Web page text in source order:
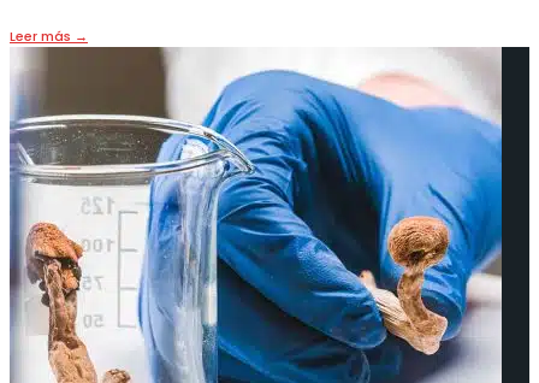
Leer más →